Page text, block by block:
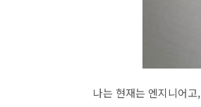
나는 현재는 엔지니어고,